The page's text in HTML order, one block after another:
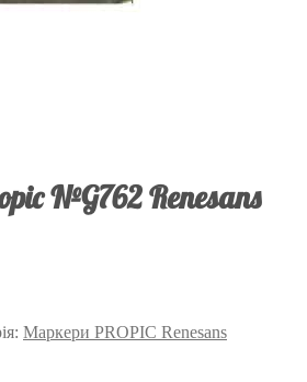
№G762 Renesans
Маркери PROPIC Renesans